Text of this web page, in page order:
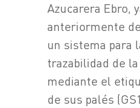
Azucarera Ebro,
anteriormente
un sistema para
trazabilidad de
mediante el
de sus palés